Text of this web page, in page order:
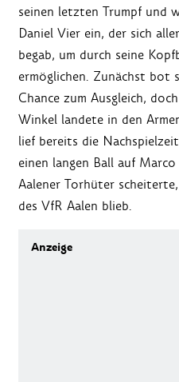
seinen letzten Trumpf und
Daniel Vier ein, der sich
begab, um durch seine
ermöglichen. Zunächst bot
Chance zum Ausgleich,
Winkel landete in den
lief bereits die
einen langen Ball auf
Aalener Torhüter
des VfR Aalen blieb.